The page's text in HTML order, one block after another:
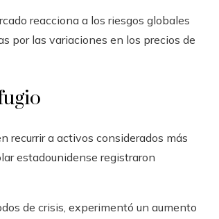
reacciona a los riesgos globales
por las variaciones en los precios de
recurrir a activos considerados más
estadounidense registraron
de crisis, experimentó un aumento